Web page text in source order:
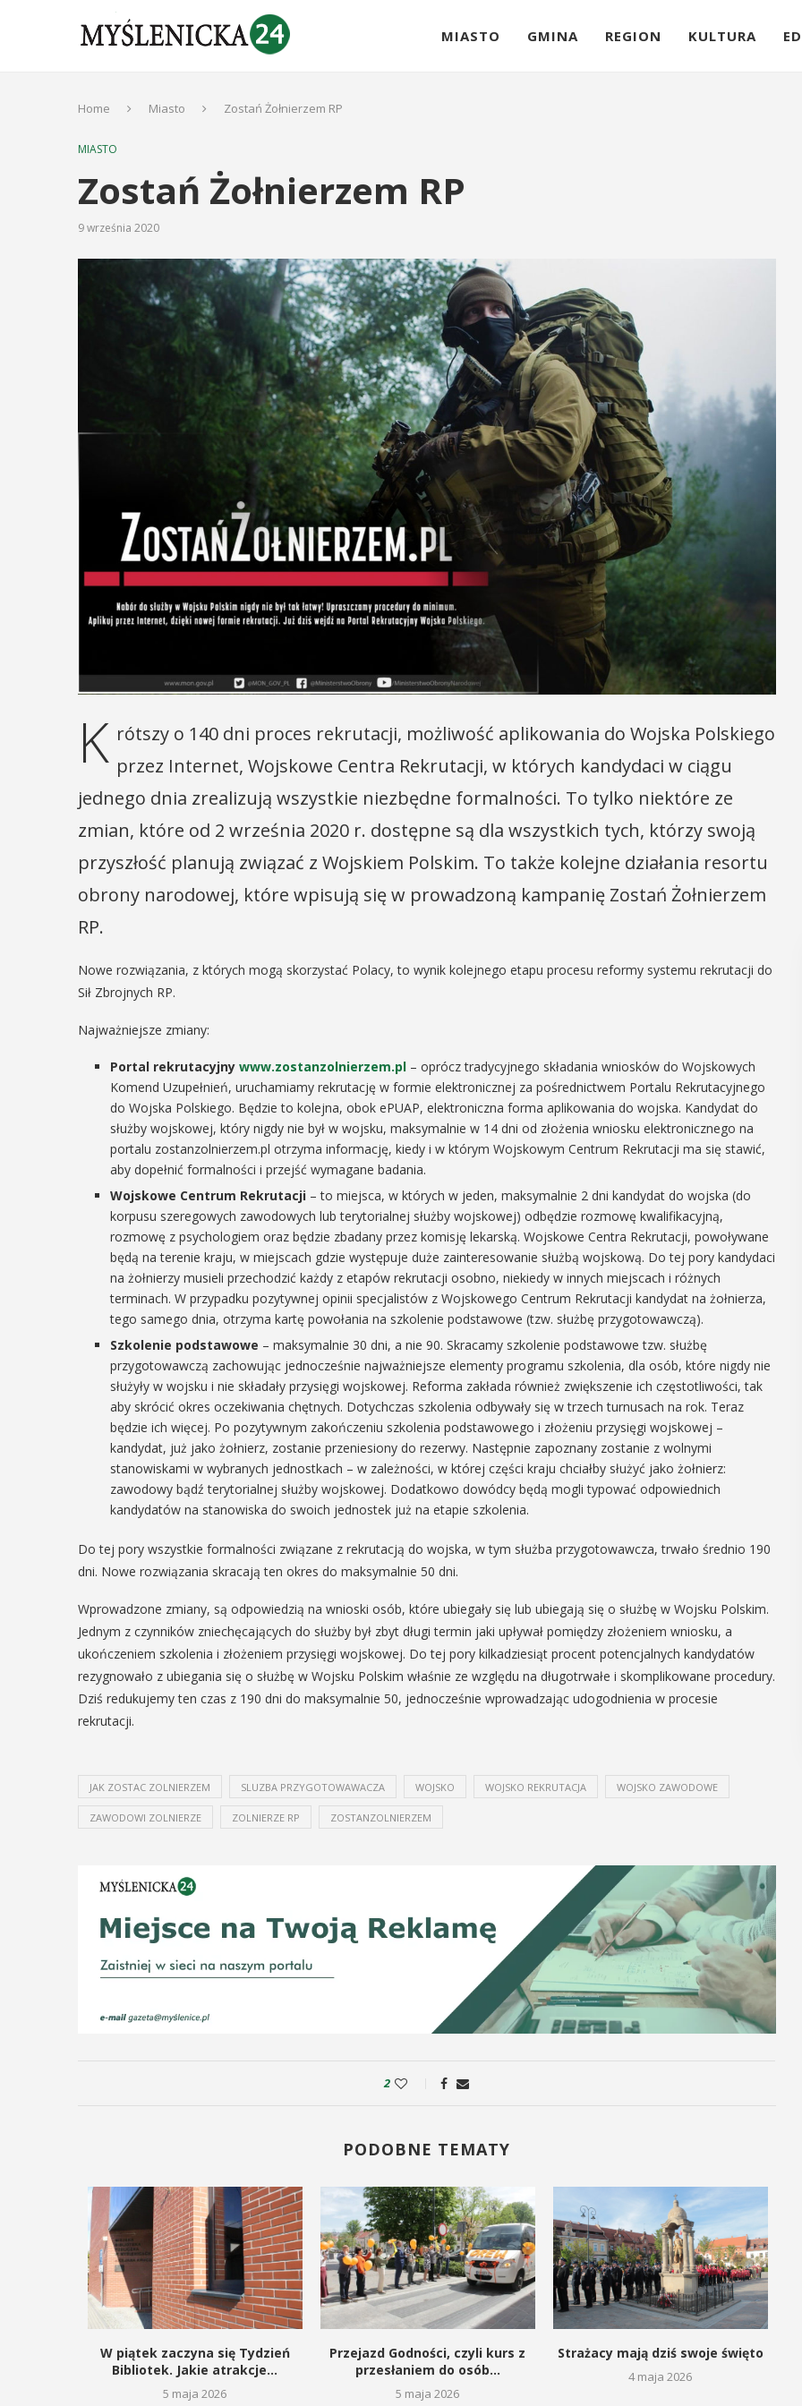
MIASTO GMINA REGION KULTURA
Home Miasto Zostań Żołnierzem RP
MIASTO
Zostań Żołnierzem RP
9 września 2020
K rótszy o 140 dni proces rekrutacji, możliwość aplikowania do Wojska Polskiego
przez Internet, Wojskowe Centra Rekrutacji, w których kandydaci w ciągu
jednego dnia zrealizują wszystkie niezbędne formalności. To tylko niektóre ze
zmian, które od 2 września 2020 r. dostępne są dla wszystkich tych, którzy swoją
przyszłość planują związać z Wojskiem Polskim. To także kolejne działania resortu
obrony narodowej, które wpisują się w prowadzoną kampanię Zostań Żołnierzem
RP.
Nowe rozwiązania, z których mogą skorzystać Polacy, to wynik kolejnego etapu procesu reformy systemu rekrutacji do
Sił Zbrojnych RP.
Najważniejsze zmiany:
Portal rekrutacyjny www.zostanzolnierzem.pl – oprócz tradycyjnego składania wniosków do Wojskowych
Komend Uzupełnień, uruchamiamy rekrutację w formie elektronicznej za pośrednictwem Portalu Rekrutacyjnego
do Wojska Polskiego. Będzie to kolejna, obok ePUAP, elektroniczna forma aplikowania do wojska. Kandydat do
służby wojskowej, który nigdy nie był w wojsku, maksymalnie w 14 dni od złożenia wniosku elektronicznego na
portalu zostanzolnierzem.pl otrzyma informację, kiedy i w którym Wojskowym Centrum Rekrutacji ma się stawić,
aby dopełnić formalności i przejść wymagane badania.
Wojskowe Centrum Rekrutacji – to miejsca, w których w jeden, maksymalnie 2 dni kandydat do wojska (do
korpusu szeregowych zawodowych lub terytorialnej służby wojskowej) odbędzie rozmowę kwalifikacyjną,
rozmowę z psychologiem oraz będzie zbadany przez komisję lekarską. Wojskowe Centra Rekrutacji, powoływane
będą na terenie kraju, w miejscach gdzie występuje duże zainteresowanie służbą wojskową. Do tej pory kandydaci
na żołnierzy musieli przechodzić każdy z etapów rekrutacji osobno, niekiedy w innych miejscach i różnych
terminach. W przypadku pozytywnej opinii specjalistów z Wojskowego Centrum Rekrutacji kandydat na żołnierza,
tego samego dnia, otrzyma kartę powołania na szkolenie podstawowe (tzw. służbę przygotowawczą).
Szkolenie podstawowe – maksymalnie 30 dni, a nie 90. Skracamy szkolenie podstawowe tzw. służbę
przygotowawczą zachowując jednocześnie najważniejsze elementy programu szkolenia, dla osób, które nigdy nie
służyły w wojsku i nie składały przysięgi wojskowej. Reforma zakłada również zwiększenie ich częstotliwości, tak
aby skrócić okres oczekiwania chętnych. Dotychczas szkolenia odbywały się w trzech turnusach na rok. Teraz
będzie ich więcej. Po pozytywnym zakończeniu szkolenia podstawowego i złożeniu przysięgi wojskowej –
kandydat, już jako żołnierz, zostanie przeniesiony do rezerwy. Następnie zapoznany zostanie z wolnymi
stanowiskami w wybranych jednostkach – w zależności, w której części kraju chciałby służyć jako żołnierz:
zawodowy bądź terytorialnej służby wojskowej. Dodatkowo dowódcy będą mogli typować odpowiednich
kandydatów na stanowiska do swoich jednostek już na etapie szkolenia.
Do tej pory wszystkie formalności związane z rekrutacją do wojska, w tym służba przygotowawcza, trwało średnio 190
dni. Nowe rozwiązania skracają ten okres do maksymalnie 50 dni.
Wprowadzone zmiany, są odpowiedzią na wnioski osób, które ubiegały się lub ubiegają się o służbę w Wojsku Polskim.
Jednym z czynników zniechęcających do służby był zbyt długi termin jaki upływał pomiędzy złożeniem wniosku, a
ukończeniem szkolenia i złożeniem przysięgi wojskowej. Do tej pory kilkadziesiąt procent potencjalnych kandydatów
rezygnowało z ubiegania się o służbę w Wojsku Polskim właśnie ze względu na długotrwałe i skomplikowane procedury.
Dziś redukujemy ten czas z 190 dni do maksymalnie 50, jednocześnie wprowadzając udogodnienia w procesie
rekrutacji.
JAK ZOSTAC ZOLNIERZEM SLUZBA PRZYGOTOWAWACZA WOJSKO WOJSKO REKRUTACJA WOJSKO ZAWODOWE
ZAWODOWI ZOLNIERZE ZOLNIERZE RP ZOSTANZOLNIERZEM
2
PODOBNE TEMATY
W piątek zaczyna się Tydzień
Bibliotek. Jakie atrakcje...
5 maja 2026
Przejazd Godności, czyli kurs z
przesłaniem do osób...
5 maja 2026
Strażacy mają dziś swoje święto
4 maja 2026
Międzynarodowe
w dniach 13–20 lipca.
festiwalu jest Gmina
i Sportu oraz Urząd ...
SZCZEGÓŁY
29
SIERPIEŃ
08:00 - 18:00
V Turniej
Myślimira.
Mieszczanie i
rzemieślnicy
W ostatni weekend wakacji, czyli 29-30
sierpnia w Myślenicach odbędzie się
piąta edycja Turnieju Myślimira.
Wydarzenie organizowane przez
Muzeum Niepodległości w Myślenicach
odbędzie się na ...
POKAŻ SZCZEGÓŁY
12 MAJ
16:00 - 17:30
Spotkanie
Seniorów w
Jaworniku
Podczas majowego spotkania seniorzy
będą mieli wyjątkową okazję
przygotować się na nadchodzące lato,
zaopatrując się w naturalne kosmetyki
będą proszeni o przyniesienie
słoiczków ...
POKAŻ SZCZEGÓŁY